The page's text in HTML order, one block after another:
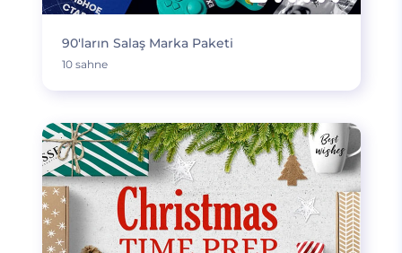
90'ların Salaş Marka Paketi
10 sahne